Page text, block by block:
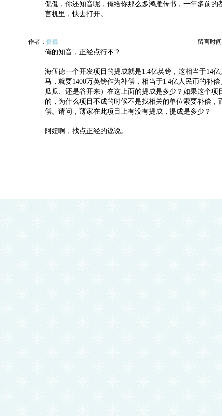
侃侃，你还知音呢，俺给你那么多鸿雁传书，一年多前的
言机里，快去打开。
作者： 侃侃 留言时间
俺的知音，正经点行不？
海伍德一个开发项目的提成就是1.4亿英镑，这相当于14
马，就要1400万英镑作为补偿，相当于1.4亿人民币的补
瓜瓜、还是谷开来）在这上面的提成是多少？如果这个项
的，为什么项目不成的时候不是找相关的单位索要补偿，
偿。请问，薄家在此项目上有没有提成，提成是多少？
阿妞啊，找点正经的说说。